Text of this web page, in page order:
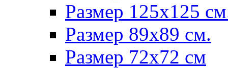
Размер 125х125
Размер 89х89 см.
Размер 72x72 см